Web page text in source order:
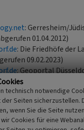
: Gerresheim/
01.04.2012)
: Die Friedhöfe der
09.02.2023)
: Geoportal
: Gerresheimer
technisch notwendige
Seiten sicherzustellen.
wenn Sie die Seite
Cookies für eine